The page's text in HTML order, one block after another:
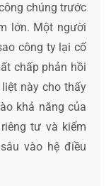
chúng trước
lớn. Một người
công ty lại cố
chấp phản hồi
này cho thấy
khả năng của
tư và kiểm
vào hệ điều